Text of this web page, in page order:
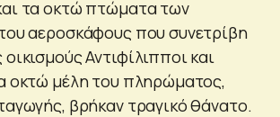
τα οκτώ πτώματα των
αεροσκάφους που συνετρίβη
Αντιφίλιπποι και
οκτώ μέλη του πληρώματος,
βρήκαν τραγικό θάνατο.